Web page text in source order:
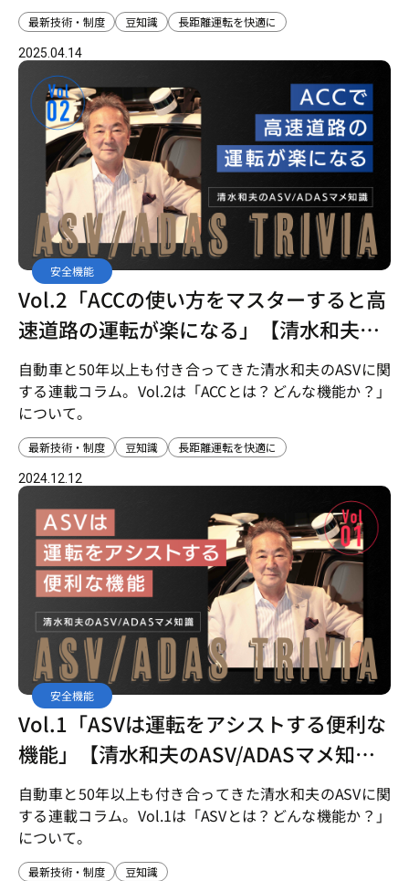
最新技術・制度 豆知識 長距離運転を快適に
2025.04.14
安全機能
Vol.2「ACCの使い方をマスターすると高
速道路の運転が楽になる」【清水和夫の
ASV/ADASマメ知識】
自動車と50年以上も付き合ってきた清水和夫のASVに関
する連載コラム。Vol.2は「ACCとは？どんな機能か？」
について。
最新技術・制度 豆知識 長距離運転を快適に
2024.12.12
安全機能
Vol.1「ASVは運転をアシストする便利な
機能」【清水和夫のASV/ADASマメ知
識】
自動車と50年以上も付き合ってきた清水和夫のASVに関
する連載コラム。Vol.1は「ASVとは？どんな機能か？」
について。
最新技術・制度 豆知識